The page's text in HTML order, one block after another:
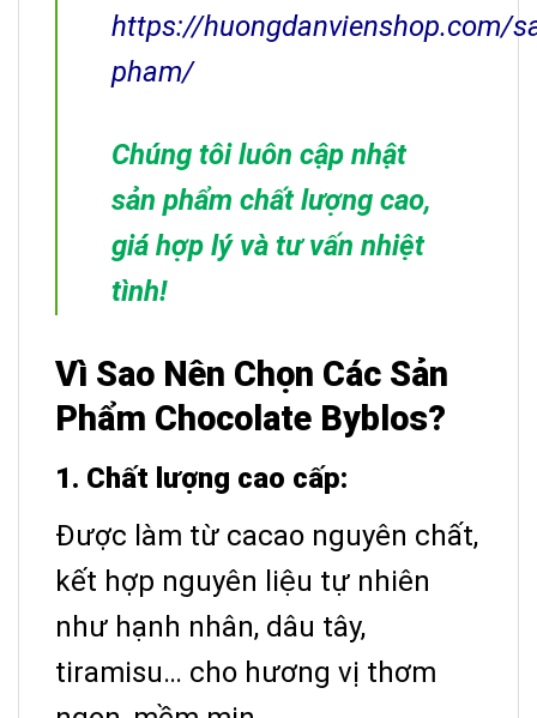
https://huongdanvienshop.com/
pham/
Chúng tôi luôn cập nhật
sản phẩm chất lượng cao,
giá hợp lý và tư vấn nhiệt
tình!
Vì Sao Nên Chọn Các Sản
Phẩm Chocolate Byblos?
1. Chất lượng cao cấp:
Được làm từ cacao nguyên chất,
kết hợp nguyên liệu tự nhiên
như hạnh nhân, dâu tây,
tiramisu… cho hương vị thơm